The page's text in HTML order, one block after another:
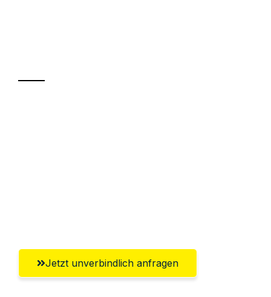
Jetzt unverbindlich anfragen